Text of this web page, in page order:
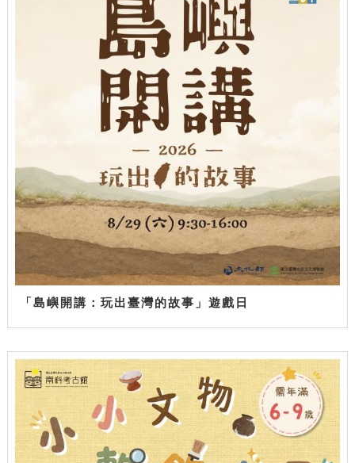
「島嶼開講：玩出臺灣的故事」遊戲日